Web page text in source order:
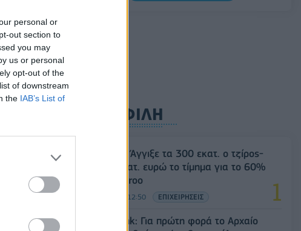
personal or
out section to
you may
us or personal
opt-out of the
of downstream
the IAB’s List of
του
ΔΗΜΟΦΙΛΗ
Evergood: Άγγιξε τα 300 εκατ. ο τζίρος-
Στα 10 εκατ. ευρώ το τίμημα για το 60%
του Jackaroo
05/08/2026 - 12:50 ΕΠΙΧΕΙΡΗΣΕΙΣ
Alpha Bank: Για πρώτη φορά το Αρχαίο